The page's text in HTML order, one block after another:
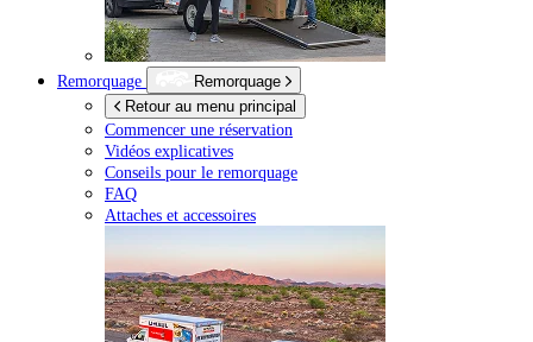
Remorquage
Remorquage
Retour au menu principal
Commencer une réservation
Vidéos explicatives
Conseils pour le remorquage
FAQ
Attaches et accessoires